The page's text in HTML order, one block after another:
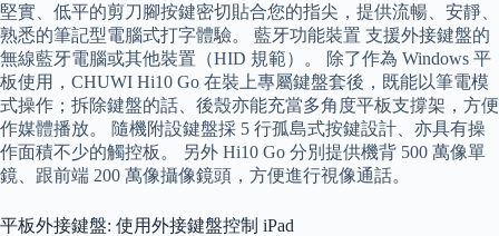
堅實、低平的剪刀腳按鍵密切貼合您的指尖，提供流暢、安靜、
熟悉的筆記型電腦式打字體驗。 藍牙功能裝置 支援外接鍵盤的
無線藍牙電腦或其他裝置（HID 規範）。 除了作為 Windows 平
板使用，CHUWI Hi10 Go 在裝上專屬鍵盤套後，既能以筆電模
式操作；拆除鍵盤的話、後殼亦能充當多角度平板支撐架，方便
作媒體播放。 隨機附設鍵盤採 5 行孤島式按鍵設計、亦具有操
作面積不少的觸控板。 另外 Hi10 Go 分別提供機背 500 萬像單
鏡、跟前端 200 萬像攝像鏡頭，方便進行視像通話。
平板外接鍵盤: 使用外接鍵盤控制 iPad